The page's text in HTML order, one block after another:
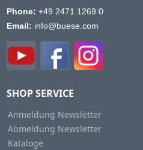
Phone: +49 2471 1269 0
Email: info@buese.com
SHOP SERVICE
Anmeldung Newsletter
Abmeldung Newsletter
Kataloge